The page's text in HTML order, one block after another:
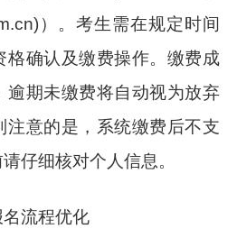
）。考生需在规定时间
格确认及缴费操作。缴费成
逾期未缴费将自动视为放弃
注意的是，系统缴费后不支
仔细核对个人信息。
流程优化